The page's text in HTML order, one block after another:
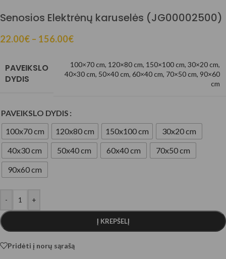
Senosios Elektrėnų karuselės (JG00002500)
22.00€ – 156.00€
PAVEIKSLO
DYDIS
100×70 cm, 120×80 cm, 150×100 cm, 30×20 cm,
40×30 cm, 50×40 cm, 60×40 cm, 70×50 cm, 90×60
cm
PAVEIKSLO DYDIS
100x70 cm
120x80 cm 150x100 cm
30x20 cm
40x30 cm
50x40 cm 60x40 cm
70x50 cm
90x60 cm
- +
Į KREPŠELĮ
Pridėti į norų sąrašą